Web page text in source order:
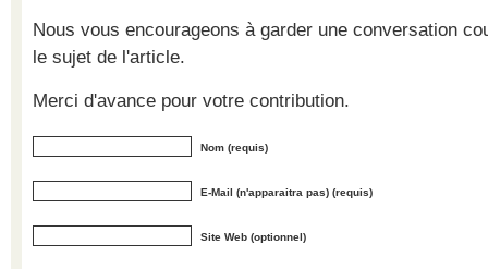
Nous vous encourageons à garder une conversation
le sujet de l'article.
Merci d'avance pour votre contribution.
Nom (requis)
E-Mail (n'apparaitra pas) (requis)
Site Web (optionnel)